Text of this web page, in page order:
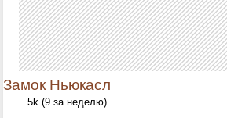
Замок Ньюкасл
5k (9 за неделю)